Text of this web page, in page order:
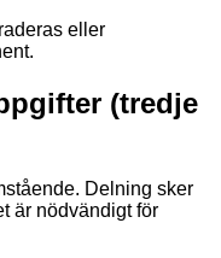
eller
(tredje
Delning sker
är nödvändigt för